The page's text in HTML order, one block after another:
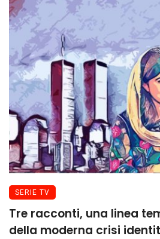
SERIE TV
Tre racconti, una linea
della moderna crisi